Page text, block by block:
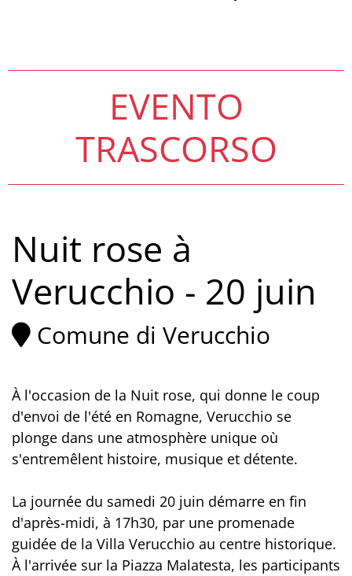
EVENTO
TRASCORSO
Nuit rose à
Verucchio - 20 juin
Comune di Verucchio
À l'occasion de la Nuit rose, qui donne le coup
d'envoi de l'été en Romagne, Verucchio se
plonge dans une atmosphère unique où
s'entremêlent histoire, musique et détente.
La journée du samedi 20 juin démarre en fin
d'après-midi, à 17h30, par une promenade
guidée de la Villa Verucchio au centre historique.
À l'arrivée sur la Piazza Malatesta, les participants